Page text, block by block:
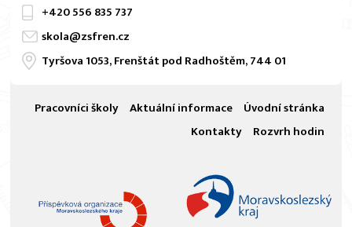
+420556 835 737
skola@zsfren.cz
Tyršova 1053, Frenštát pod Radhoštěm, 744 01
Úvodní stránka
Aktuální informace
Pracovníci školy
Rozvrh hodin
Kontakty